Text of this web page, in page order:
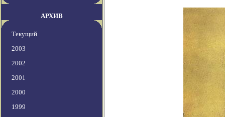
АРХИВ
Текущий
2003
2002
2001
2000
1999